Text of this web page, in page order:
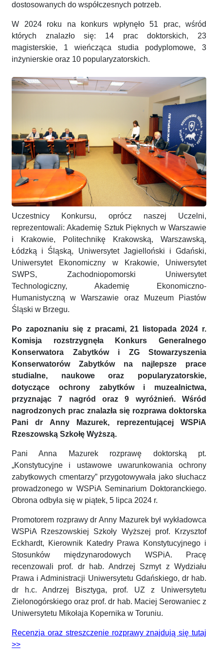
dostosowanych do współczesnych potrzeb.
W 2024 roku na konkurs wpłynęło 51 prac, wśród
których znalazło się: 14 prac doktorskich, 23
magisterskie, 1 wieńcząca studia podyplomowe, 3
inżynierskie oraz 10 popularyzatorskich.
Uczestnicy Konkursu, oprócz naszej Uczelni,
reprezentowali: Akademię Sztuk Pięknych w Warszawie
i Krakowie, Politechnikę Krakowską, Warszawską,
Łódzką i Śląską, Uniwersytet Jagielloński i Gdański,
Uniwersytet Ekonomiczny w Krakowie, Uniwersytet
SWPS, Zachodniopomorski Uniwersytet
Technologiczny, Akademię Ekonomiczno-
Humanistyczną w Warszawie oraz Muzeum Piastów
Śląski w Brzegu.
Po zapoznaniu się z pracami, 21 listopada 2024 r.
Komisja rozstrzygnęła Konkurs Generalnego
Konserwatora Zabytków i ZG Stowarzyszenia
Konserwatorów Zabytków na najlepsze prace
studialne, naukowe oraz popularyzatorskie,
dotyczące ochrony zabytków i muzealnictwa,
przyznając 7 nagród oraz 9 wyróżnień. Wśród
nagrodzonych prac znalazła się rozprawa doktorska
Pani dr Anny Mazurek, reprezentującej WSPiA
Rzeszowską Szkołę Wyższą.
Pani Anna Mazurek rozprawę doktorską pt.
„Konstytucyjne i ustawowe uwarunkowania ochrony
zabytkowych cmentarzy” przygotowywała jako słuchacz
prowadzonego w WSPiA Seminarium Doktoranckiego.
Obrona odbyła się w piątek, 5 lipca 2024 r.
Promotorem rozprawy dr Anny Mazurek był wykładowca
WSPiA Rzeszowskiej Szkoły Wyższej prof. Krzysztof
Eckhardt, Kierownik Katedry Prawa Konstytucyjnego i
Stosunków międzynarodowych WSPiA. Pracę
recenzowali prof. dr hab. Andrzej Szmyt z Wydziału
Prawa i Administracji Uniwersytetu Gdańskiego, dr hab.
dr h.c. Andrzej Bisztyga, prof. UZ z Uniwersytetu
Zielonogórskiego oraz prof. dr hab. Maciej Serowaniec z
Uniwersytetu Mikołaja Kopernika w Toruniu.
Recenzja oraz streszczenie rozprawy znajdują się tutaj
>>